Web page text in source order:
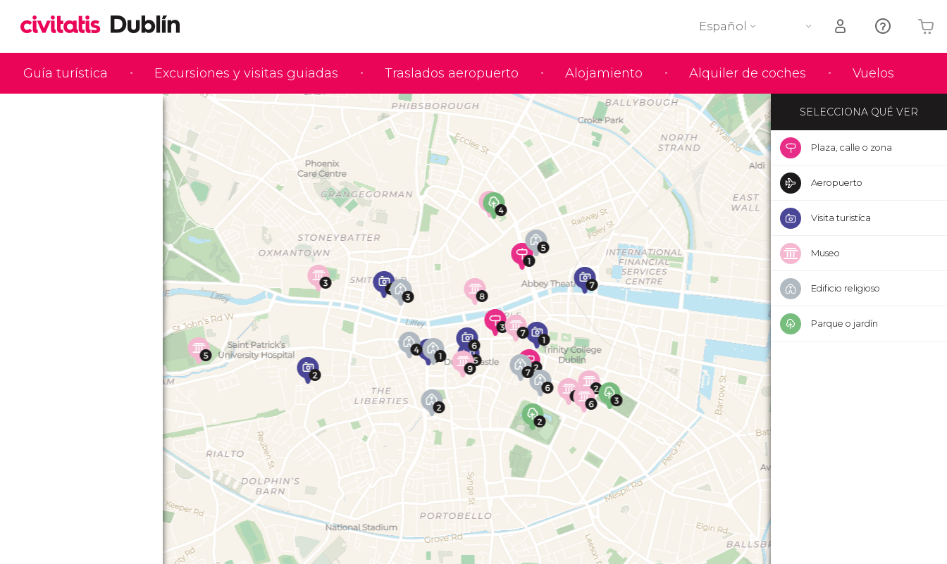
Guía turística Excursiones y visitas guiadas Traslados aeropuerto Alojamiento Alquiler de coches Vuelos
Español
SELECCIONA QUÉ VER
Plaza, calle o zona
Aeropuerto
Visita turistíca
Museo
Edificio religioso
Parque o jardín